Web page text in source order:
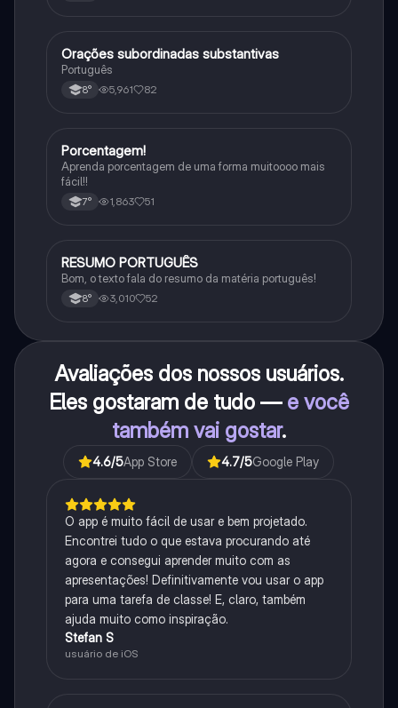
Português
Orações subordinadas substantivas
Português
8° 5,961 82
Matematica
Porcentagem!
Aprenda porcentagem de uma forma muitoooo mais
fácil!!
7° 1,863 51
Português
RESUMO PORTUGUÊS
Bom, o texto fala do resumo da matéria português!
8° 3,010 52
Avaliações dos nossos usuários.
Eles gostaram de tudo — e você
também vai gostar.
4.6/5App Store 4.7/5Google Play
O app é muito fácil de usar e bem projetado.
Encontrei tudo o que estava procurando até
agora e consegui aprender muito com as
apresentações! Definitivamente vou usar o app
para uma tarefa de classe! E, claro, também
ajuda muito como inspiração.
Stefan S
usuário de iOS